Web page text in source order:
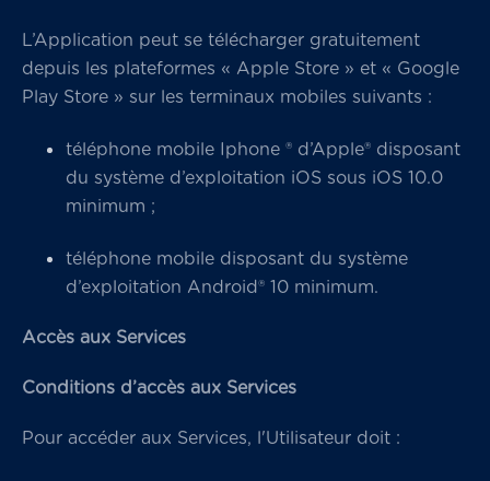
L’Application peut se télécharger gratuitement
depuis les plateformes « Apple Store » et « Google
Play Store » sur les terminaux mobiles suivants :
téléphone mobile Iphone ® d’Apple® disposant
du système d’exploitation iOS sous iOS 10.0
minimum ;
téléphone mobile disposant du système
d’exploitation Android® 10 minimum.
Accès aux Services
Conditions d’accès aux Services
Pour accéder aux Services, l'Utilisateur doit :